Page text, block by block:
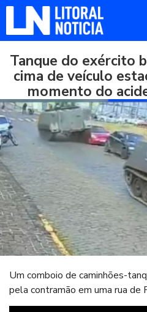
Tanque do exército
cima de veículo
momento do
Um comboio de caminhões-
pela contramão em uma rua de